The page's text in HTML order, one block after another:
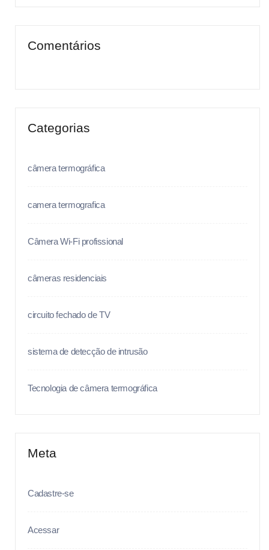
Comentários
Categorias
câmera termográfica
camera termografica
Câmera Wi-Fi profissional
câmeras residenciais
circuito fechado de TV
sistema de detecção de intrusão
Tecnologia de câmera termográfica
Meta
Cadastre-se
Acessar